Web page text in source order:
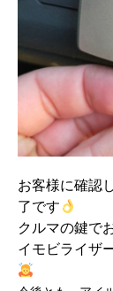
お客様に確認
了です
クルマの鍵で
イモビライザ